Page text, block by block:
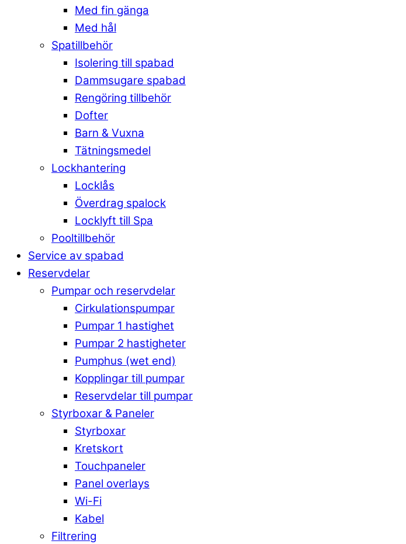
Med fin gänga
Med hål
Spatillbehör
Isolering till spabad
Dammsugare spabad
Rengöring tillbehör
Dofter
Barn & Vuxna
Tätningsmedel
Lockhantering
Locklås
Överdrag spalock
Locklyft till Spa
Pooltillbehör
Service av spabad
Reservdelar
Pumpar och reservdelar
Cirkulationspumpar
Pumpar 1 hastighet
Pumpar 2 hastigheter
Pumphus (wet end)
Kopplingar till pumpar
Reservdelar till pumpar
Styrboxar & Paneler
Styrboxar
Kretskort
Touchpaneler
Panel overlays
Wi-Fi
Kabel
Filtrering